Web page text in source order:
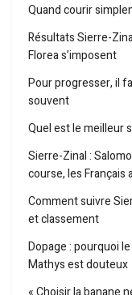
Quand courir
Résultats Sierre-
Florea s’imposent
Pour progresser, il
souvent
Quel est le meilleur
Sierre-Zinal :
course, les Français
Comment suivre
et classement
Dopage : pourquoi
Mathys est douteux